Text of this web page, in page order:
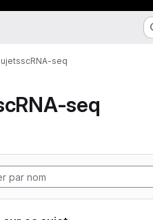
scRNA-seq
seq